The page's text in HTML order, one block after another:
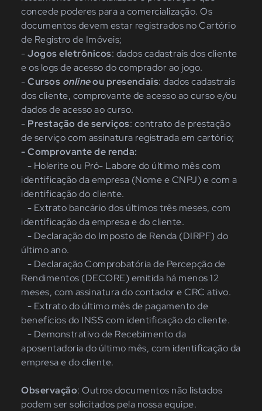
concede poderes para a comercialização. Os
documentos devem estar registrados no Cartório
de Registro de Imóveis;
-Jogos eletrônicos: dados cadastrais dos cliente
e os logs de acesso do comprador ao jogo.
-Cursos onlineou presenciais: dados cadastrais
dos cliente, comprovante de acesso ao curso e/ou
dados de acesso ao curso.
- Prestação de serviços: contrato de prestação
de serviço com assinatura registrada em cartório;
- Comprovante de renda:
- Holerite ou Pró- Labore do último mês com
identificação da empresa (Nome e CNPJ) e com a
identificação do cliente.
- Extrato bancário dos últimos três meses, com
identificação da empresa e do cliente.
- Declaração do Imposto de Renda (DIRPF) do
último ano.
- Declaração Comprobatória de Percepção de
Rendimentos (DECORE) emitida há menos 12
meses, com assinatura do contador e CRC ativo.
- Extrato do último mês de pagamento de
benefícios do INSS com identificação do cliente.
- Demonstrativo de Recebimento da
aposentadoria do último mês, com identificação da
empresa e do cliente.
Observação: Outros documentos não listados
podem ser solicitados pela nossa equipe.